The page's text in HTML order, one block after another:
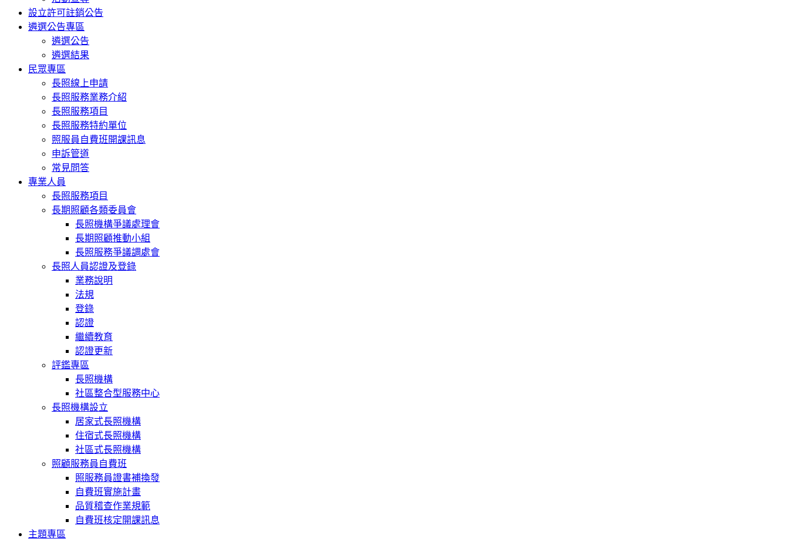
設立許可註銷公告
遴選公告專區
遴選公告
遴選結果
民眾專區
長照線上申請
長照服務業務介紹
長照服務項目
長照服務特約單位
照服員自費班開課訊息
申訴管道
常見問答
專業人員
長照服務項目
長期照顧各類委員會
長照機構爭議處理會
長期照顧推動小組
長照服務爭議調處會
長照人員認證及登錄
業務說明
法規
登錄
認證
繼續教育
認證更新
評鑑專區
長照機構
社區整合型服務中心
長照機構設立
居家式長照機構
住宿式長照機構
社區式長照機構
照顧服務員自費班
照服務員證書補換發
自費班實施計畫
品質稽查作業規範
自費班核定開課訊息
主題專區